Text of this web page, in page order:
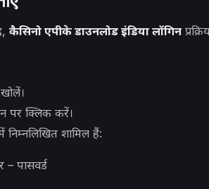
कैसिनो एपीके डाउनलोड इंडिया लॉगिन
पर क्लिक करें।
शामिल हैं:
– पासवर्ड